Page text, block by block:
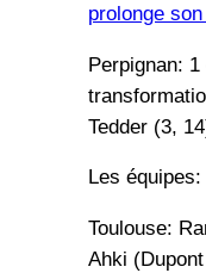
prolonge
Perpignan:
Tedder (3,
Les équipes:
Toulouse:
Ahki